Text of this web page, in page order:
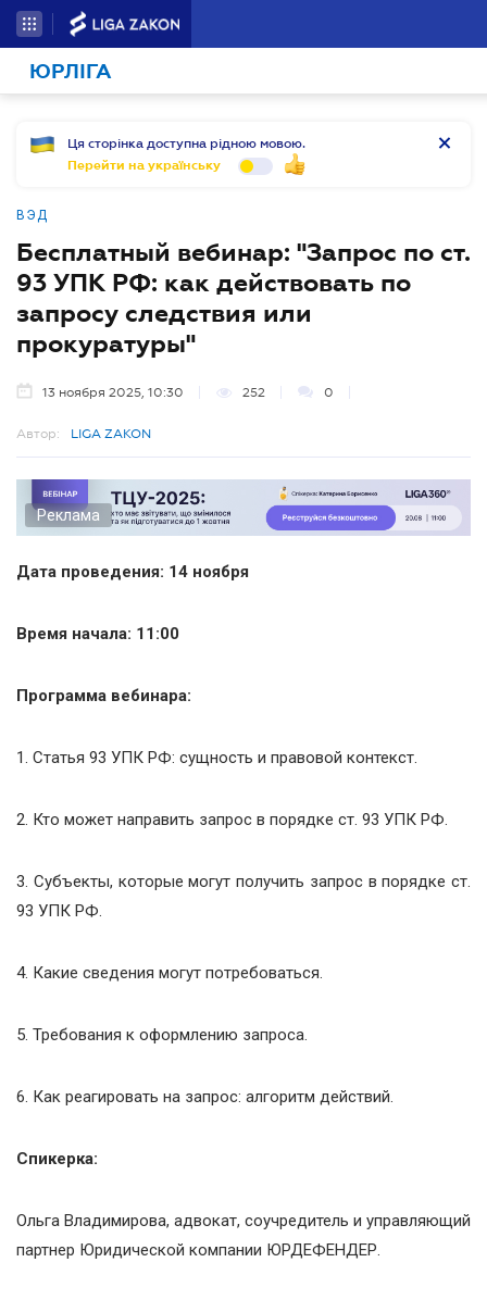
ЮРЛІГА
Ця сторінка доступна рідною мовою.
Перейти на українську
ВЭД
Бесплатный вебинар: "Запрос по ст.
93 УПК РФ: как действовать по
запросу следствия или
прокуратуры"
13 ноября 2025, 10:30 252 0
Автор: LIGA ZAKON
Реклама
Дата проведения: 14 ноября
Время начала: 11:00
Программа вебинара:
1. Статья 93 УПК РФ: сущность и правовой контекст.
2. Кто может направить запрос в порядке ст. 93 УПК РФ.
3. Субъекты, которые могут получить запрос в порядке ст.
93 УПК РФ.
4. Какие сведения могут потребоваться.
5. Требования к оформлению запроса.
6. Как реагировать на запрос: алгоритм действий.
Спикерка:
Ольга Владимирова, адвокат, соучредитель и управляющий
партнер Юридической компании ЮРДЕФЕНДЕР.